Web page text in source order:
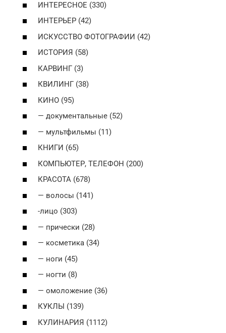
ИНТЕРЕСНОЕ (330)
ИНТЕРЬЕР (42)
ИСКУССТВО ФОТОГРАФИИ (42)
ИСТОРИЯ (58)
КАРВИНГ (3)
КВИЛИНГ (38)
КИНО (95)
— документальные (52)
— мультфильмы (11)
КНИГИ (65)
КОМПЬЮТЕР, ТЕЛЕФОН (200)
КРАСОТА (678)
— волосы (141)
-лицо (303)
— прически (28)
— косметика (34)
— ноги (45)
— ногти (8)
— омоложение (36)
КУКЛЫ (139)
КУЛИНАРИЯ (1112)